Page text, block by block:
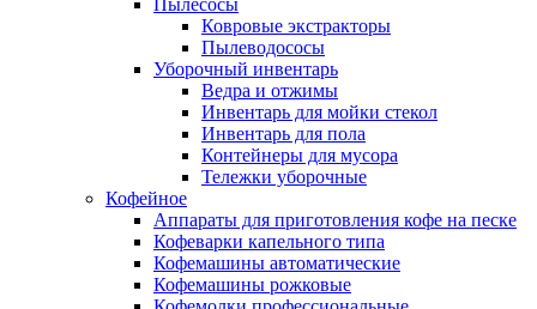
Пылесосы
Ковровые экстракторы
Пылеводососы
Уборочный инвентарь
Ведра и отжимы
Инвентарь для мойки стекол
Инвентарь для пола
Контейнеры для мусора
Тележки уборочные
Кофейное
Аппараты для приготовления кофе на песке
Кофеварки капельного типа
Кофемашины автоматические
Кофемашины рожковые